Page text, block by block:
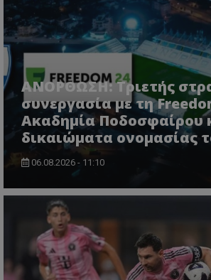
ΑΝΟΡΘΩΣΗ: Τριετής
συνεργασία με τη
Ακαδημία Ποδοσφαίρου
δικαιώματα ονομασίας
06.08.2026 - 11:10